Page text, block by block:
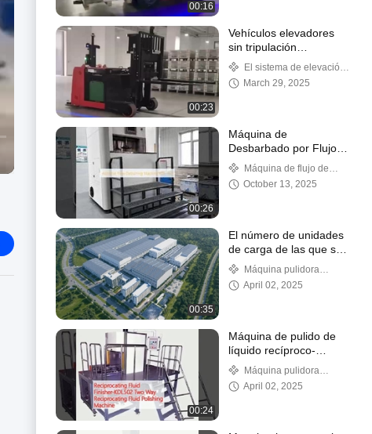
00:16
00:23
Vehículos elevadores
sin tripulación
contrabalanceados
El sistema de elevación
automática inteligente no
March 29, 2025
00:26
Máquina de
Desbarbado por Flujo
Abrasivo KDL-162
Máquina de flujo de
abrasivo
October 13, 2025
00:35
El número de unidades
de carga de las que se
trate será el siguiente:
Máquina pulidora
automática
April 02, 2025
00:24
Máquina de pulido de
líquido recíproco-
KDL502 de dos vías
Máquina pulidora
automática
April 02, 2025